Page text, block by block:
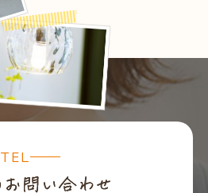
TEL